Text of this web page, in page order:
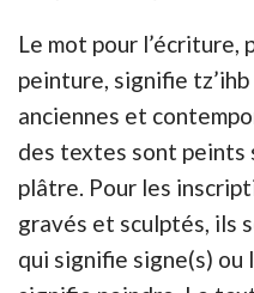
Le mot pour l’écriture,
peinture, signifie
anciennes et
des textes sont peints
plâtre. Pour les
gravés et sculptés, ils
qui signifie signe(s)